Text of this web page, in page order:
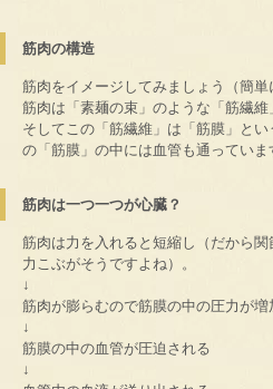
筋肉の構造
筋肉をイメージしてみましょう（簡単
筋肉は「素麺の束」のような「筋繊維
そしてこの「筋繊維」は「筋膜」と
の「筋膜」の中には血管も通っていま
筋肉は一つ一つが心臓？
筋肉は力を入れると短縮し（だから
力こぶがそうですよね）。
↓
筋肉が膨らむので筋膜の中の圧力が増
↓
筋膜の中の血管が圧迫される
↓